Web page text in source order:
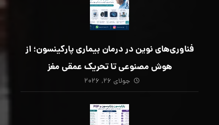
فناوری‌های نوین در درمان بیماری پارکینسون؛ از
هوش مصنوعی تا تحریک عمقی مغز
جولای ۲۶, ۲۰۲۶